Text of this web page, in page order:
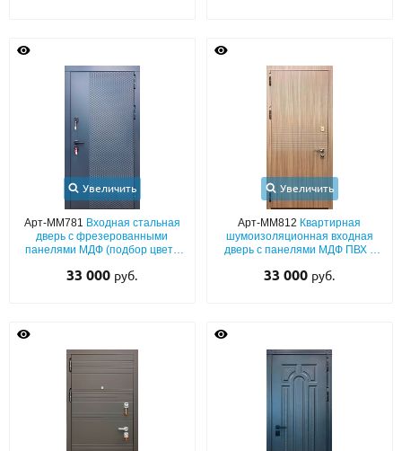
Увеличить
Арт-ММ781 Входная стальная
дверь с фрезерованными
панелями МДФ (подбор цвета
33 000 руб.
Увеличить
Арт-ММ812 Квартирная
шумоизоляционная входная
дверь с панелями МДФ ПВХ с
33 000 руб.